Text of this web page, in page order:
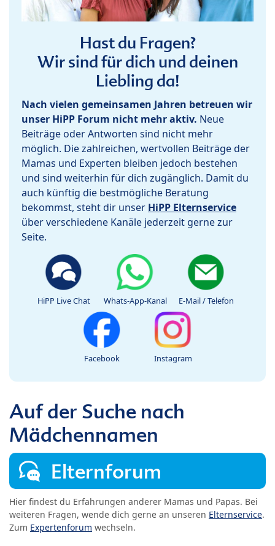
Hast du Fragen?
Wir sind für dich und deinen
Liebling da!
Nach vielen gemeinsamen Jahren betreuen wir
unser HiPP Forum nicht mehr aktiv. Neue
Beiträge oder Antworten sind nicht mehr
möglich. Die zahlreichen, wertvollen Beiträge der
Mamas und Experten bleiben jedoch bestehen
und sind weiterhin für dich zugänglich. Damit du
auch künftig die bestmögliche Beratung
bekommst, steht dir unser HiPP Elternservice
über verschiedene Kanäle jederzeit gerne zur
Seite.
HiPP Live Chat Whats-App-Kanal E-Mail / Telefon
Facebook Instagram
Auf der Suche nach
Mädchennamen
Elternforum
Hier findest du Erfahrungen anderer Mamas und Papas. Bei
weiteren Fragen, wende dich gerne an unseren Elternservice.
Zum Expertenforum wechseln.